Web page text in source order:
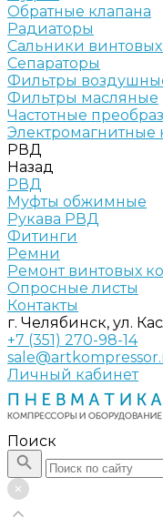
Обратные клапана
Радиаторы
Сальники
Сепараторы
Фильтры
Фильтры масляные
Частотные
Электромагнитные
РВД
Назад
РВД
Муфты обжимные
Рукава РВД
Фитинги
Ремни
Ремонт винтовых
Опросные листы
Контакты
г. Челябинск, ул.
+7 (351) 270-98-14
Личный кабинет
Поиск